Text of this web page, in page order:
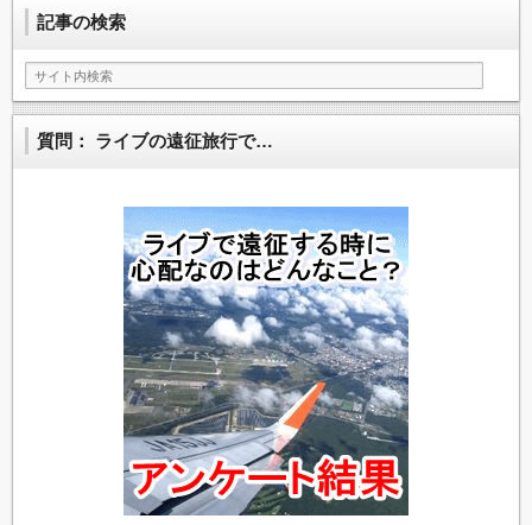
aki（Laputa）
NAOKI（Lip Cream・GASTUNK）
Kami（MALICE MIZER）
白田一秀（PRESENCE・GRAND SLAM）
坂本龍一（YMO）
TAIJI（X・LOUDNESS・D.T.R）
記事の検索
質問： ライブの遠征旅行で…